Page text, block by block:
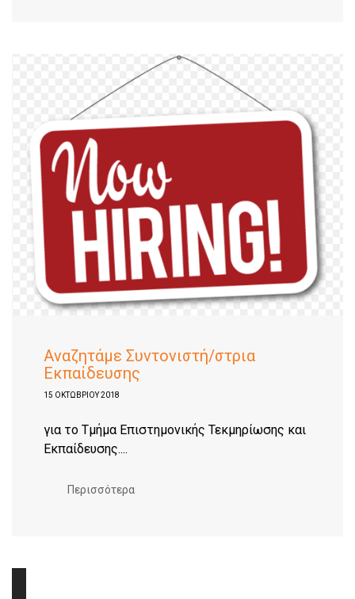
Aναζητάμε Συντονιστή/στρια
Εκπαίδευσης
15 ΟΚΤΩΒΡΊΟΥ 2018
για το Τμήμα Επιστημονικής Τεκμηρίωσης και
Εκπαίδευσης....
Περισσότερα